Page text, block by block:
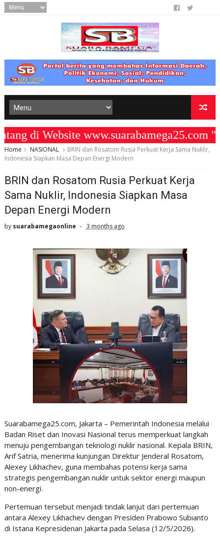
Website www.suarabamega25.com "
Home NASIONAL
BRIN dan Rosatom Rusia Perkuat Kerja Sama Nuklir,
Indonesia Siapkan Masa Depan Energi Modern
BRIN dan Rosatom Rusia Perkuat Kerja
Sama Nuklir, Indonesia Siapkan Masa
Depan Energi Modern
by suarabamegaonline 3 months ago
Suarabamega25.com, Jakarta – Pemerintah Indonesia melalui
Badan Riset dan Inovasi Nasional terus memperkuat langkah
menuju pengembangan teknologi nuklir nasional. Kepala BRIN,
Arif Satria, menerima kunjungan Direktur Jenderal Rosatom,
Alexey Likhachev, guna membahas potensi kerja sama
strategis pengembangan nuklir untuk sektor energi maupun
non-energi.
Pertemuan tersebut menjadi tindak lanjut dari pertemuan
antara Alexey Likhachev dengan Presiden Prabowo Subianto
di Istana Kepresidenan Jakarta pada Selasa (12/5/2026).